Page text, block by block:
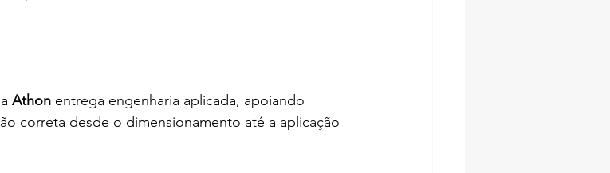
Athon entrega engenharia aplicada, apoiando
correta desde o dimensionamento até a aplicação